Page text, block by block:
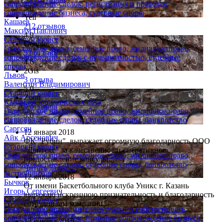
сопровождение сделок, регистрация и правовое
сопровождение бизнеса, судебные споры
Кашаев
Максим Павлович
Старший юрист
Гражданское право, семейное право, жилищное право,
сопровождение сделок с недвижимостью, судебные
споры
Львов
Валентин Владимирович
Старший юрист
Кандидат юридических наук
Гражданское право, семейное право, жилищное право,
сопровождение сделок, судебные споры, банкротство
Саргсян
Айк Арсенович
Старший юрист
Гражданское право, семейное право, жилищное право,
сопровождение сделок, судебные споры, банкротство
застройщиков
Бычков
Игорь Сергеевич
Старший юрист
Гражданское право, интеллектуальная собственность,
сопровождение сделок, правовое сопровождение бизнеса,
5.0
Yell
212 отзывов
4.9
Google
52 отзыва
4.6
2Gis
3 отзыва
5.0
Zoon
9 отзывов
5.0
12 января 2018
ФК "Рубин" выражает огромную благодарность ООО
"Двитекс" за качественное и оперативное
предоставление консульт...
Читать далее....
12 января 2018
От имени Баскетбольного клуба Уникс г. Казань
выражаю искреннюю признательность и благодарность
сотрудникам компании...
Читать далее....